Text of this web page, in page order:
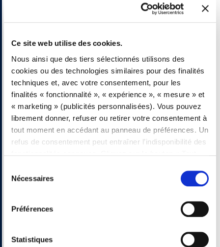
Ce site web utilise des cookies.
Nous ainsi que des tiers sélectionnés utilisons des
cookies ou des technologies similaires pour des finalités
techniques et, avec votre consentement, pour les
finalités « fonctionnalité », « expérience », « mesure » et
« marketing » (publicités personnalisées). Vous pouvez
librement donner, refuser ou retirer votre consentement à
tout moment en accédant au panneau de préférences. Un
refus de consentement peut entraîner l’indisponibilité des
Refuser tout » pour continuer sans accepter. Lire la
Nécessaires
Préférences
Statistiques
Finitions
Verres
Vous pourriez être
intéressé par…
Flua
contemporains.